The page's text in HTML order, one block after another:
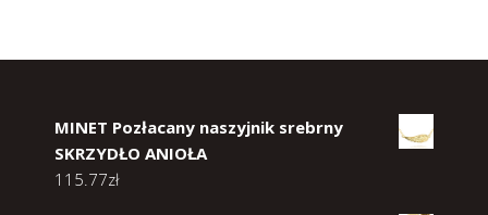
MINET Pozłacany naszyjnik srebrny
SKRZYDŁO ANIOŁA
115.77zł